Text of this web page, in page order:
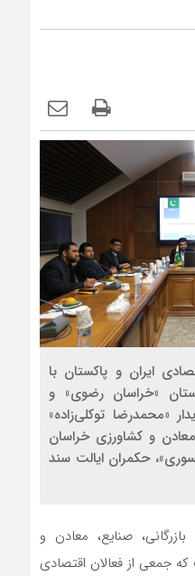
ایران و پاکستان با
«خراسان رضوی» و
«محمدرضا توکلی‌زاده»
معادن و کشاورزی خراسان
حکمران ایالت سند
صنایع، معادن و
جمعی از فعالان اقتصادی